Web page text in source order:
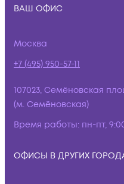
ВАШ ОФИС
Москва
+7 (495) 950-57-11
107023, Семёновская
(м. Семёновская)
Время работы: пн-пт,
ОФИСЫ В ДРУГИХ